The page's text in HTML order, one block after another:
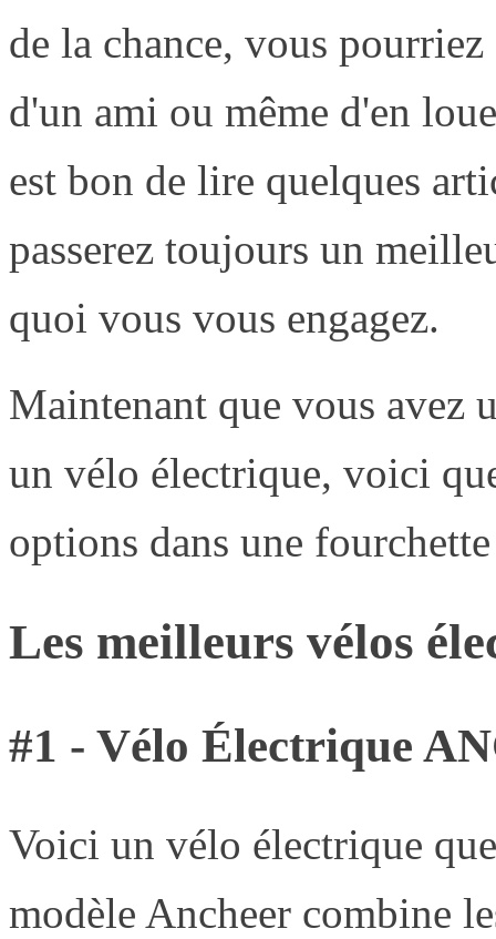
de la chance, vous
d'un ami ou même d'en
est bon de lire quelques
passerez toujours un
quoi vous vous engagez.
Maintenant que vous avez
un vélo électrique, voici
options dans une
Les meilleurs vélos
#1 - Vélo Électrique
Voici un vélo électrique
modèle Ancheer combine